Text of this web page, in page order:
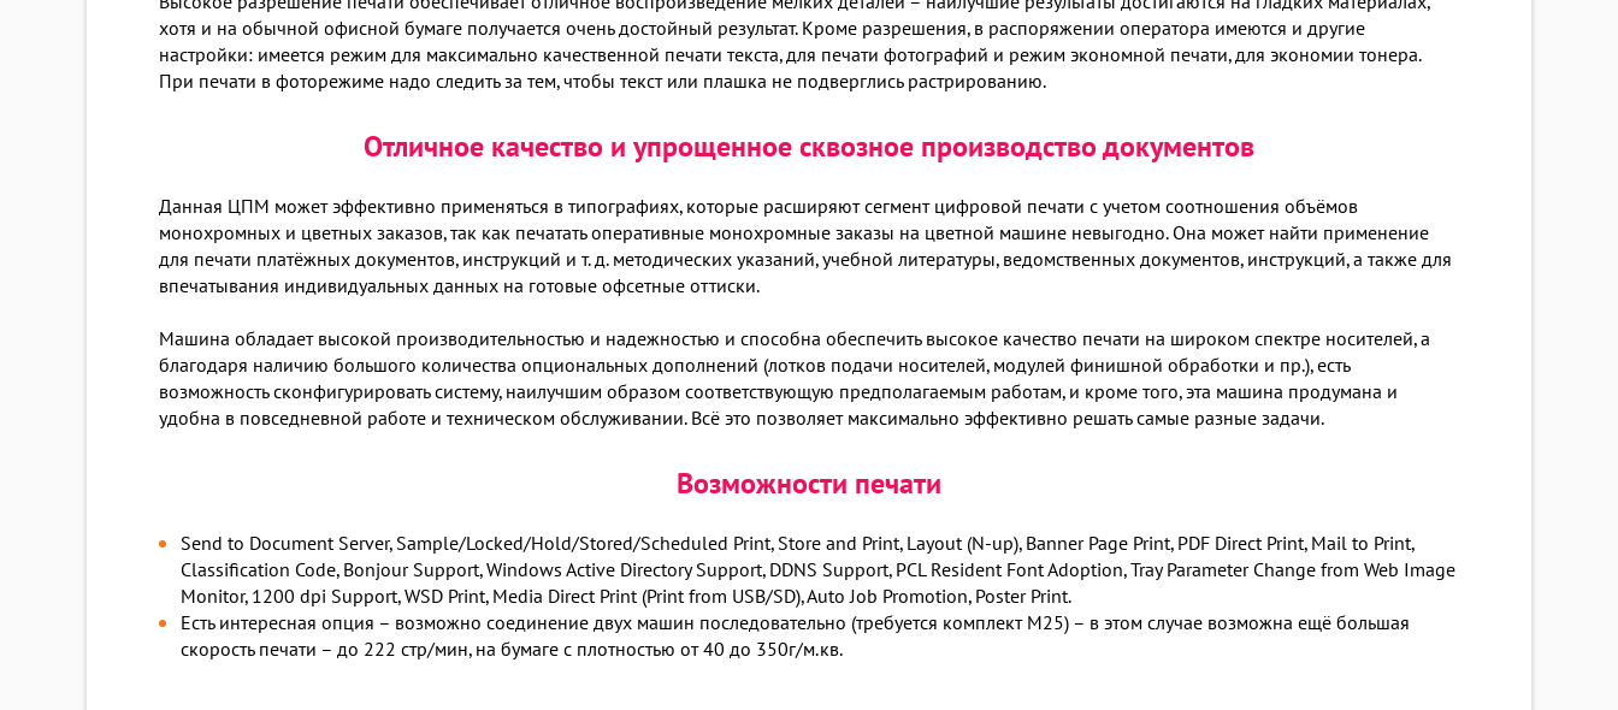
хотя и на обычной офисной бумаге получается очень достойный результат. Кроме разрешения, в распоряжении оператора имеются и другие
настройки: имеется режим для максимально качественной печати текста, для печати фотографий и режим экономной печати, для экономии тонера.
При печати в фоторежиме надо следить за тем, чтобы текст или плашка не подверглись растрированию.
Отличное качество и упрощенное сквозное производство документов
Данная ЦПМ может эффективно применяться в типографиях, которые расширяют сегмент цифровой печати с учетом соотношения объёмов
монохромных и цветных заказов, так как печатать оперативные монохромные заказы на цветной машине невыгодно. Она может найти применение
для печати платёжных документов, инструкций и т. д. методических указаний, учебной литературы, ведомственных документов, инструкций, а также для
впечатывания индивидуальных данных на готовые офсетные оттиски.
Машина обладает высокой производительностью и надежностью и способна обеспечить высокое качество печати на широком спектре носителей, а
благодаря наличию большого количества опциональных дополнений (лотков подачи носителей, модулей финишной обработки и пр.), есть
возможность сконфигурировать систему, наилучшим образом соответствующую предполагаемым работам, и кроме того, эта машина продумана и
удобна в повседневной работе и техническом обслуживании. Всё это позволяет максимально эффективно решать самые разные задачи.
Возможности печати
Send to Document Server, Sample/Locked/Hold/Stored/Scheduled Print, Store and Print, Layout (N-up), Banner Page Print, PDF Direct Print, Mail to Print,
Classification Code, Bonjour Support, Windows Active Directory Support, DDNS Support, PCL Resident Font Adoption, Tray Parameter Change from Web Image
Monitor, 1200 dpi Support, WSD Print, Media Direct Print (Print from USB/SD), Auto Job Promotion, Poster Print.
Есть интересная опция – возможно соединение двух машин последовательно (требуется комплект М25) – в этом случае возможна ещё большая
скорость печати – до 222 стр/мин, на бумаге с плотностью от 40 до 350г/м.кв.